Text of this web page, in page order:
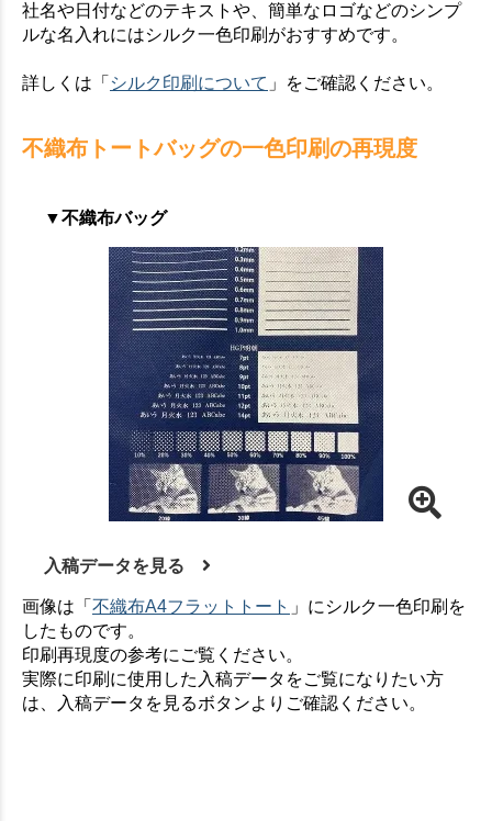
社名や日付などのテキストや、簡単なロゴなどのシンプ
ルな名入れにはシルク一色印刷がおすすめです。
詳しくは「 シルク印刷について 」をご確認ください。
不織布トートバッグの一色印刷の再現度
▼不織布バッグ
入稿データを見る
画像は「 不織布A4フラットトート 」にシルク一色印刷を
したものです。
印刷再現度の参考にご覧ください。
実際に印刷に使用した入稿データをご覧になりたい方
は、入稿データを見るボタンよりご確認ください。